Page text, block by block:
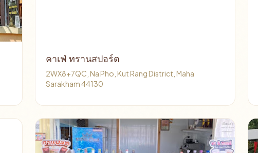
คาเฟ่ ทรานสปอร์ต
2WX8+7QC, Na Pho, Kut Rang District, Maha
Sarakham 44130